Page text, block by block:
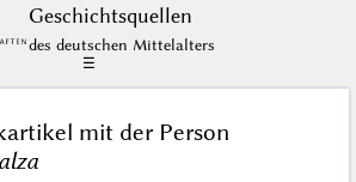
Geschichts­quellen
des deutschen Mittelalters
☰
mit der Person